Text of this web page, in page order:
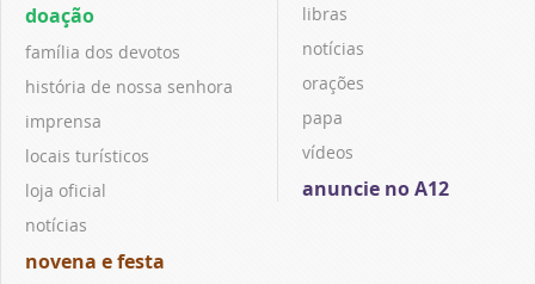
doação
família dos devotos
história de nossa senhora
imprensa
locais turísticos
loja oficial
notícias
novena e festa
libras
notícias
orações
papa
vídeos
anuncie no A12